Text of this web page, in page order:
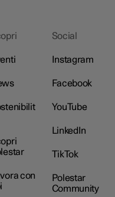
con
Social
Instagram
Facebook
YouTube
LinkedIn
TikTok
Polestar
Community